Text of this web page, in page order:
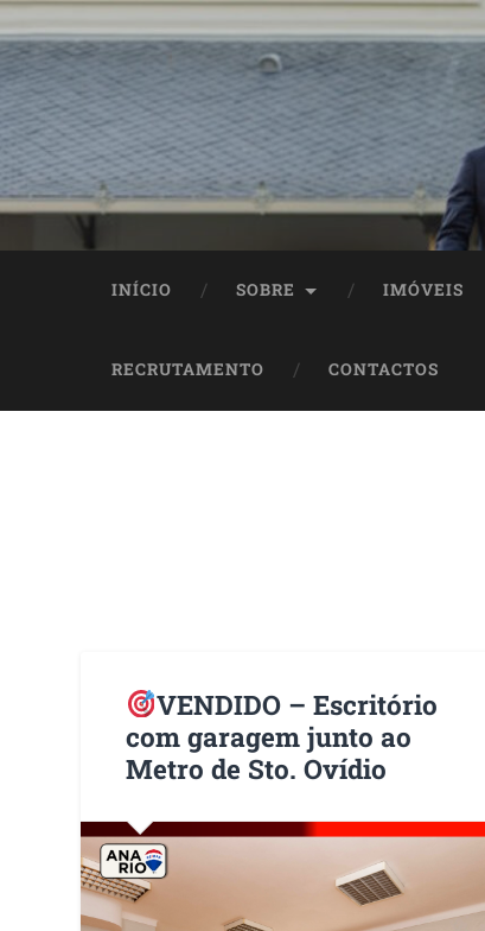
INÍCIO SOBRE IMÓVEIS
RECRUTAMENTO CONTACTOS
VENDIDO – Escritório
com garagem junto ao
Metro de Sto. Ovídio